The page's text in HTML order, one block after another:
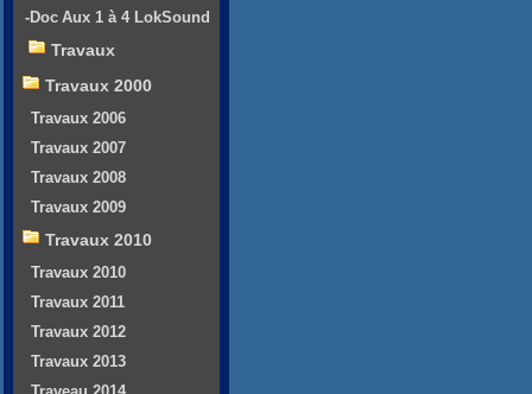
-Doc Aux 1 à 4 LokSound
Travaux
Travaux 2000
Travaux 2006
Travaux 2007
Travaux 2008
Travaux 2009
Travaux 2010
Travaux 2010
Travaux 2011
Travaux 2012
Travaux 2013